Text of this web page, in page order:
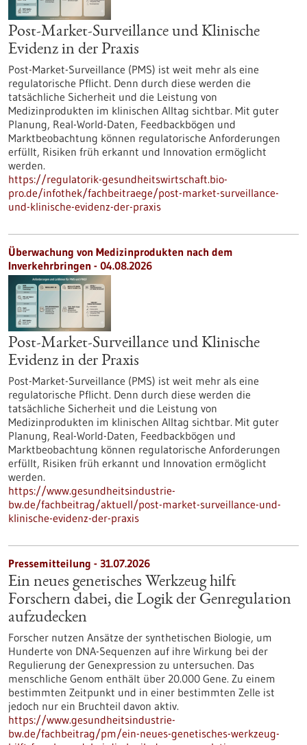
Post-Market-Surveillance und Klinische
Evidenz in der Praxis
Post-Market-Surveillance (PMS) ist weit mehr als eine
regulatorische Pflicht. Denn durch diese werden die
tatsächliche Sicherheit und die Leistung von
Medizinprodukten im klinischen Alltag sichtbar. Mit guter
Planung, Real-World-Daten, Feedbackbögen und
Marktbeobachtung können regulatorische Anforderungen
erfüllt, Risiken früh erkannt und Innovation ermöglicht
werden.
https://regulatorik-gesundheitswirtschaft.bio-
pro.de/infothek/fachbeitraege/post-market-surveillance-
und-klinische-evidenz-der-praxis
Überwachung von Medizinprodukten nach dem
Inverkehrbringen - 04.08.2026
Post-Market-Surveillance und Klinische
Evidenz in der Praxis
Post-Market-Surveillance (PMS) ist weit mehr als eine
regulatorische Pflicht. Denn durch diese werden die
tatsächliche Sicherheit und die Leistung von
Medizinprodukten im klinischen Alltag sichtbar. Mit guter
Planung, Real-World-Daten, Feedbackbögen und
Marktbeobachtung können regulatorische Anforderungen
erfüllt, Risiken früh erkannt und Innovation ermöglicht
werden.
https://www.gesundheitsindustrie-
bw.de/fachbeitrag/aktuell/post-market-surveillance-und-
klinische-evidenz-der-praxis
Pressemitteilung - 31.07.2026
Ein neues genetisches Werkzeug hilft
Forschern dabei, die Logik der Genregulation
aufzudecken
Forscher nutzen Ansätze der synthetischen Biologie, um
Hunderte von DNA-Sequenzen auf ihre Wirkung bei der
Regulierung der Genexpression zu untersuchen. Das
menschliche Genom enthält über 20.000 Gene. Zu einem
bestimmten Zeitpunkt und in einer bestimmten Zelle ist
jedoch nur ein Bruchteil davon aktiv.
https://www.gesundheitsindustrie-
bw.de/fachbeitrag/pm/ein-neues-genetisches-werkzeug-